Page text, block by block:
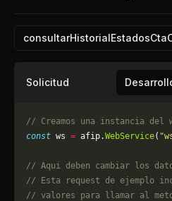
Solicitud
// Creamos una instancia del
const ws = afip.WebService(
// Aqui deben cambiar los
// Esta request de ejemplo
// valores para llamar al